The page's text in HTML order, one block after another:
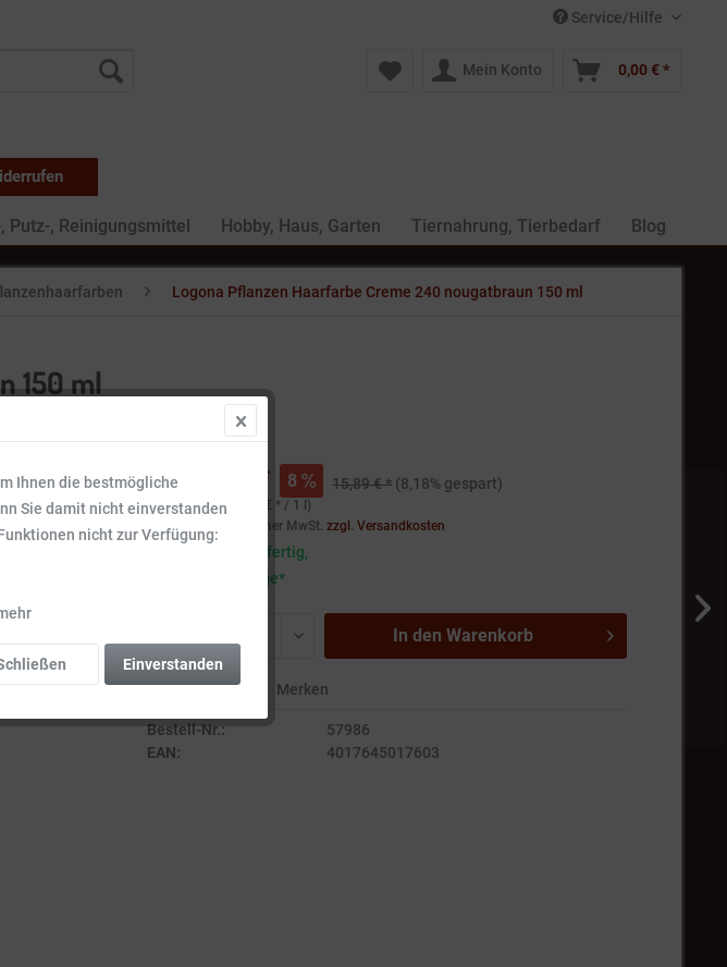
Service/Hilfe
Mein Konto 0,00 € *
Putz-, Reinigungsmittel Hobby, Haus, Garten Tiernahrung, Tierbedarf Blog
Logona Pflanzen Haarfarbe Creme 240 nougatbraun 150 ml
150 ml
14,59 € * 8 15,89 € * (8,18% gespart)
Inhalt:0.15 l (97,27 € * / 1 l)
Preise inkl. gesetzlicher MwSt.zzgl. Versandkosten
Sofort versandfertig,
Lieferzeit 3-5 Tage*
In den Warenkorb
Vergleichen Merken
Bestell-Nr.:
57986
EAN:
4017645017603
Ihnen die bestmögliche
Sie damit nicht einverstanden
nicht zur Verfügung:
Einverstanden